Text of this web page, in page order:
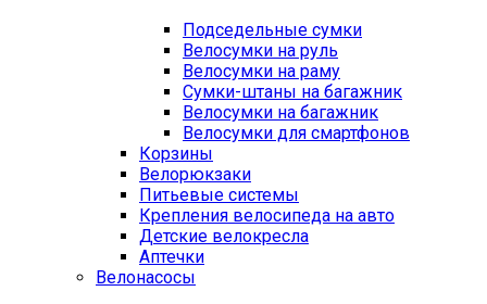
Подседельные сумки
Велосумки на руль
Велосумки на раму
Сумки-штаны на багажник
Велосумки на багажник
Велосумки для смартфонов
Корзины
Велорюкзаки
Питьевые системы
Крепления велосипеда на авто
Детские велокресла
Аптечки
Велонасосы